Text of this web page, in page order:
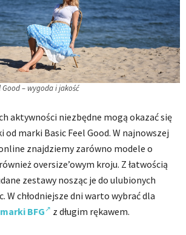
– wygoda i jakość
aktywności niezbędne mogą okazać się
od marki Basic Feel Good. W najnowszej
znajdziemy zarówno modele o
oversize’owym kroju. Z łatwością
zestawy nosząc je do ulubionych
W chłodniejsze dni warto wybrać dla
BFG z długim rękawem.